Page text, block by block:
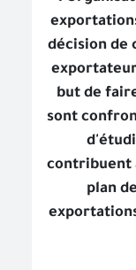
décision de
but de
sont
contribuent
plan